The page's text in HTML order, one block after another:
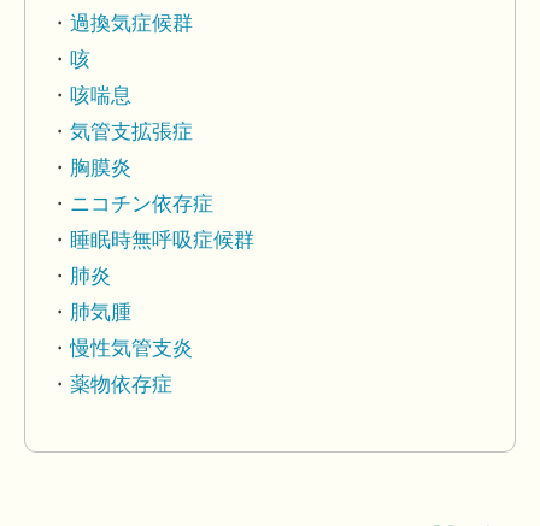
過換気症候群
咳
咳喘息
気管支拡張症
胸膜炎
ニコチン依存症
睡眠時無呼吸症候群
肺炎
肺気腫
慢性気管支炎
薬物依存症